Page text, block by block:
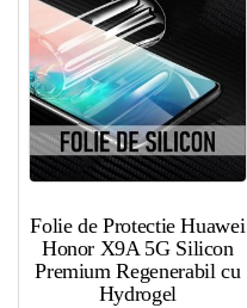
Folie de Protectie Huawei
Honor X9A 5G Silicon
Premium Regenerabil cu
Hydrogel